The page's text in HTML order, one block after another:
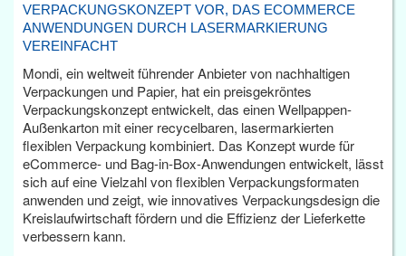
VERPACKUNGSKONZEPT VOR, DAS ECOMMERCE
ANWENDUNGEN DURCH LASERMARKIERUNG
VEREINFACHT
Mondi, ein weltweit führender Anbieter von nachhaltigen
Verpackungen und Papier, hat ein preisgekröntes
Verpackungskonzept entwickelt, das einen Wellpappen-
Außenkarton mit einer recycelbaren, lasermarkierten
flexiblen Verpackung kombiniert. Das Konzept wurde für
eCommerce- und Bag-in-Box-Anwendungen entwickelt, lässt
sich auf eine Vielzahl von flexiblen Verpackungsformaten
anwenden und zeigt, wie innovatives Verpackungsdesign die
Kreislaufwirtschaft fördern und die Effizienz der Lieferkette
verbessern kann.